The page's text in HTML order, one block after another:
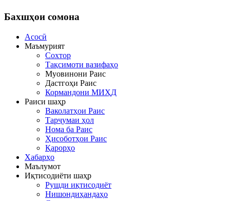
Бахшҳои сомона
Асосӣ
Маъмурият
Сохтор
Тақсимоти вазифаҳо
Муовинони Раис
Дастгоҳи Раис
Кормандони МИҲД
Раиси шаҳр
Ваколатҳои Раис
Тарҷумаи ҳол
Нома ба Раис
Ҳисоботҳои Раис
Қарорҳо
Хабарҳо
Маълумот
Иқтисодиёти шаҳр
Рушди иқтисодиёт
Нишондиҳандаҳо